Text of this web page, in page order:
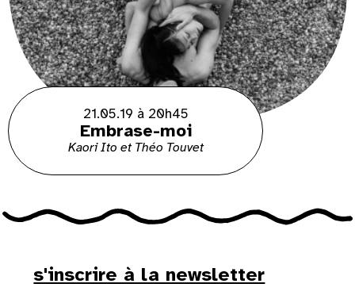
21.05.19 à 20h45
Embrase-moi
Kaori Ito et Théo Touvet
s'inscrire à la newsletter